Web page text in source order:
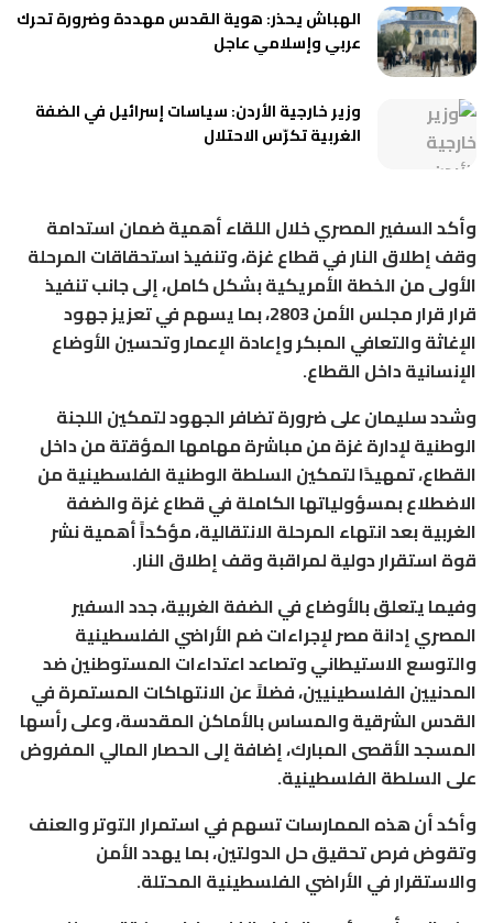
الهباش يحذر: هوية القدس مهددة وضرورة تحرك
عربي وإسلامي عاجل
وزير خارجية الأردن: سياسات إسرائيل في الضفة
الغربية تكرّس الاحتلال
وأكد السفير المصري خلال اللقاء أهمية ضمان استدامة
وقف إطلاق النار في قطاع غزة، وتنفيذ استحقاقات المرحلة
الأولى من الخطة الأمريكية بشكل كامل، إلى جانب تنفيذ
قرار قرار مجلس الأمن 2803، بما يسهم في تعزيز جهود
الإغاثة والتعافي المبكر وإعادة الإعمار وتحسين الأوضاع
الإنسانية داخل القطاع.
وشدد سليمان على ضرورة تضافر الجهود لتمكين اللجنة
الوطنية لإدارة غزة من مباشرة مهامها المؤقتة من داخل
القطاع، تمهيدًا لتمكين السلطة الوطنية الفلسطينية من
الاضطلاع بمسؤولياتها الكاملة في قطاع غزة والضفة
الغربية بعد انتهاء المرحلة الانتقالية، مؤكداً أهمية نشر
قوة استقرار دولية لمراقبة وقف إطلاق النار.
وفيما يتعلق بالأوضاع في الضفة الغربية، جدد السفير
المصري إدانة مصر لإجراءات ضم الأراضي الفلسطينية
والتوسع الاستيطاني وتصاعد اعتداءات المستوطنين ضد
المدنيين الفلسطينيين، فضلاً عن الانتهاكات المستمرة في
القدس الشرقية والمساس بالأماكن المقدسة، وعلى رأسها
المسجد الأقصى المبارك، إضافة إلى الحصار المالي المفروض
على السلطة الفلسطينية.
وأكد أن هذه الممارسات تسهم في استمرار التوتر والعنف
وتقوض فرص تحقيق حل الدولتين، بما يهدد الأمن
والاستقرار في الأراضي الفلسطينية المحتلة.